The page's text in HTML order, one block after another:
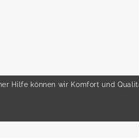
Hilfe können wir Komfort und